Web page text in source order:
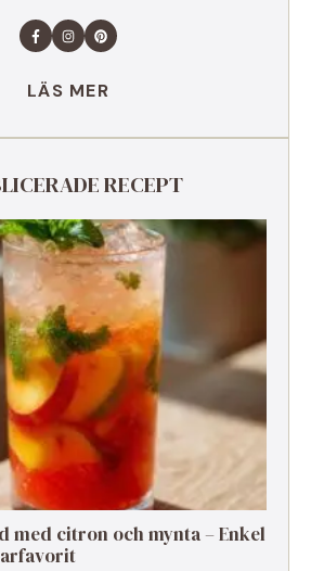
LÄS MER
RECEPT
med citron och mynta – Enkel